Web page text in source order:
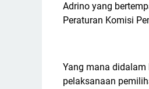
Adrino yang
Peraturan Komisi
Yang mana didalam
pelaksanaan